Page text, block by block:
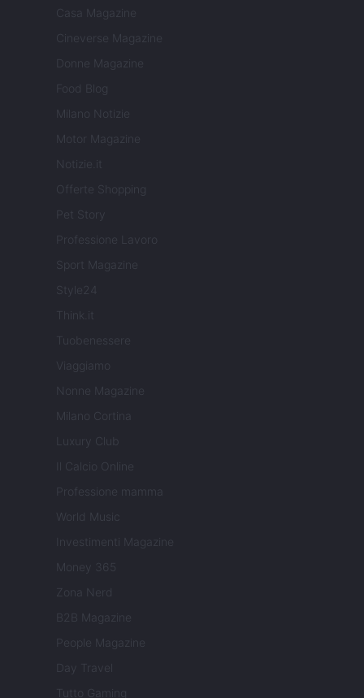
Casa Magazine
Cineverse Magazine
Donne Magazine
Food Blog
Milano Notizie
Motor Magazine
Notizie.it
Offerte Shopping
Pet Story
Professione Lavoro
Sport Magazine
Style24
Think.it
Tuobenessere
Viaggiamo
Nonne Magazine
Milano Cortina
Luxury Club
Il Calcio Online
Professione mamma
World Music
Investimenti Magazine
Money 365
Zona Nerd
B2B Magazine
People Magazine
Day Travel
Tutto Gaming